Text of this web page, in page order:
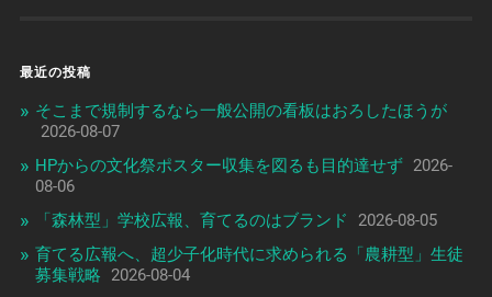
最近の投稿
そこまで規制するなら一般公開の看板はおろしたほうが
2026-08-07
HPからの文化祭ポスター収集を図るも目的達せず 2026-
08-06
「森林型」学校広報、育てるのはブランド
2026-08-05
育てる広報へ、超少子化時代に求められる「農耕型」生徒
募集戦略
2026-08-04